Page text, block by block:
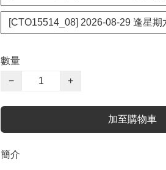
[CTO15514_08] 2026-08-29 逢星期
數量
−
+
加至購物車
簡介